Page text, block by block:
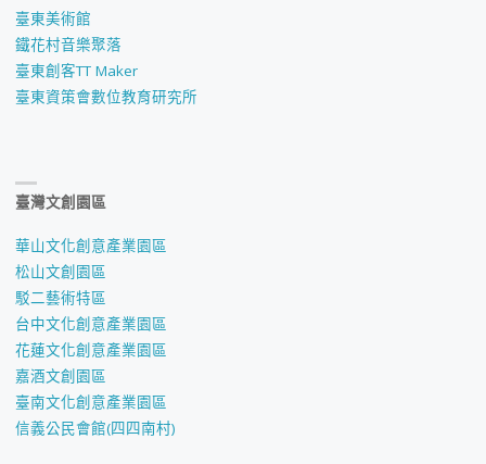
臺東美術館
鐵花村音樂聚落
臺東創客TT Maker
臺東資策會數位教育研究所
臺灣文創園區
華山文化創意產業園區
松山文創園區
駁二藝術特區
台中文化創意產業園區
花蓮文化創意產業園區
嘉酒文創園區
臺南文化創意產業園區
信義公民會館(四四南村)